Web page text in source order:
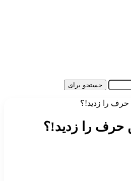
جستجو برای
حرف را زدید!؟
حرف را زدید!؟